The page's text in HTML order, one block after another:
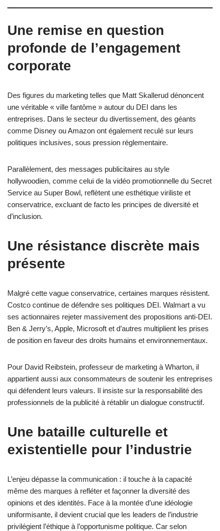
Une remise en question
profonde de l’engagement
corporate
Des figures du marketing telles que Matt Skallerud dénoncent
une véritable « ville fantôme » autour du DEI dans les
entreprises. Dans le secteur du divertissement, des géants
comme Disney ou Amazon ont également reculé sur leurs
politiques inclusives, sous pression réglementaire.
Parallèlement, des messages publicitaires au style
hollywoodien, comme celui de la vidéo promotionnelle du Secret
Service au Super Bowl, reflètent une esthétique viriliste et
conservatrice, excluant de facto les principes de diversité et
d’inclusion.
Une résistance discrète mais
présente
Malgré cette vague conservatrice, certaines marques résistent.
Costco continue de défendre ses politiques DEI. Walmart a vu
ses actionnaires rejeter massivement des propositions anti-DEI.
Ben & Jerry’s, Apple, Microsoft et d’autres multiplient les prises
de position en faveur des droits humains et environnementaux.
Pour David Reibstein, professeur de marketing à Wharton, il
appartient aussi aux consommateurs de soutenir les entreprises
qui défendent leurs valeurs. Il insiste sur la responsabilité des
professionnels de la publicité à rétablir un dialogue constructif.
Une bataille culturelle et
existentielle pour l’industrie
L’enjeu dépasse la communication : il touche à la capacité
même des marques à refléter et façonner la diversité des
opinions et des identités. Face à la montée d’une idéologie
uniformisante, il devient crucial que les leaders de l’industrie
privilégient l’éthique à l’opportunisme politique. Car selon